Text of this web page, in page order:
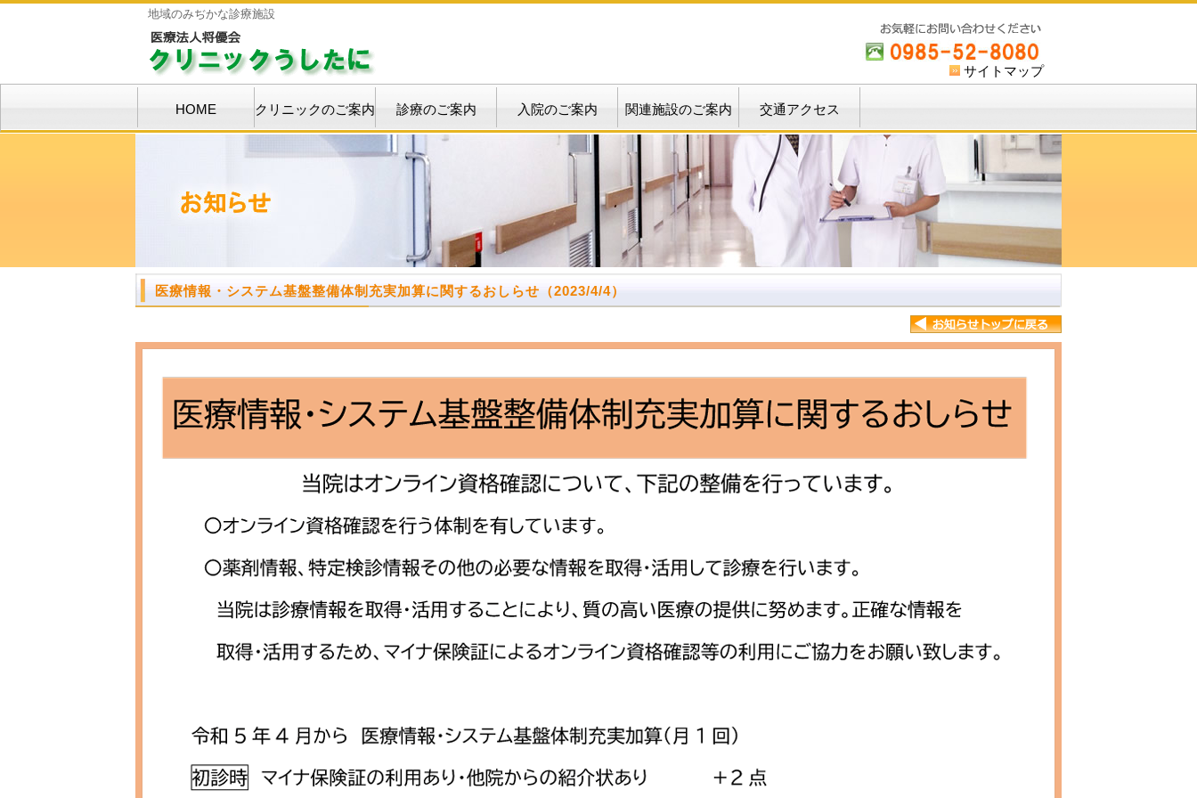
地域のみぢかな診療施設
サイトマップ
HOME クリニックのご案内 診療のご案内 入院のご案内 関連施設のご案内 交通アクセス
医療情報・システム基盤整備体制充実加算に関するおしらせ （2023/4/4）